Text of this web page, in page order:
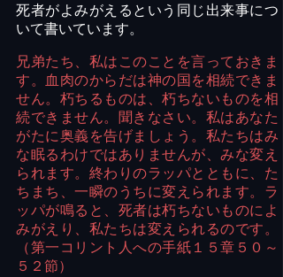
死者がよみがえるという同じ出来事につ
いて書いています。
兄弟たち、私はこのことを言っておきま
す。血肉のからだは神の国を相続できま
せん。朽ちるものは、朽ちないものを相
続できません。聞きなさい。私はあなた
がたに奥義を告げましょう。私たちはみ
な眠るわけではありませんが、みな変え
られます。終わりのラッパとともに、た
ちまち、一瞬のうちに変えられます。ラ
ッパが鳴ると、死者は朽ちないものによ
みがえり、私たちは変えられるのです。
（第一コリント人への手紙１５章５０～
５２節）